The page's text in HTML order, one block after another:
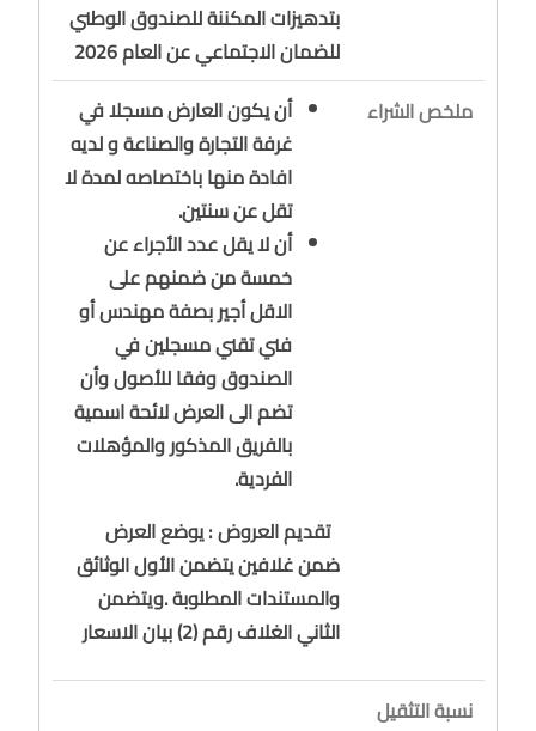
بتدهيزات المكننة للصندوق الوطني
للضمان الاجتماعي عن العام 2026
ملخص الشراء
أن يكون العارض مسجلا في
غرفة التجارة والصناعة و لديه
افادة منها باختصاصه لمدة لا
تقل عن سنتين.
أن لا يقل عدد الأجراء عن
خمسة من ضمنهم على
الاقل أجير بصفة مهندس أو
فني تقني مسجلين في
الصندوق وفقا للأصول وأن
تضم الى العرض لائحة اسمية
بالفريق المذكور والمؤهلات
الفردية.
تقديم العروض : يوضع العرض
ضمن غلافين يتضمن الأول الوثائق
والمستندات المطلوبة .ويتضمن
الثاني الغلاف رقم (2) بيان الاسعار
نسبة التثقيل